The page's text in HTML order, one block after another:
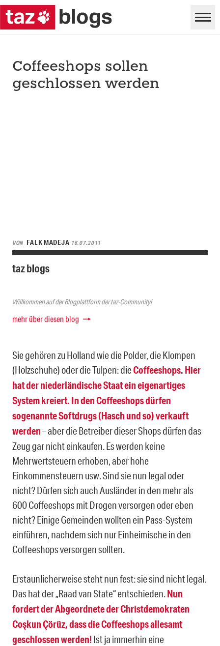
Coffeeshops sollen
geschlossen werden
VON FALK MADEJA 16.07.2011
taz blogs
Willkommen auf der Blogplattform der taz-Community!
mehr über diesen blog
Sie gehören zu Holland wie die Polder, die Klompen
(Holzschuhe) oder die Tulpen: dieCoffeeshops. Hier
hat der niederländische Staat ein eigenartiges
System kreiert. In den Coffeeshops dürfen
sogenannte Softdrugs (Hasch und so) verkauft
werden– aber die Betreiber dieser Shops dürfen das
Zeug gar nicht einkaufen. Es werden keine
Mehrwertsteuern erhoben, aber hohe
Einkommensteuern usw. Sind sie nun legal oder
nicht? Dürfen sich auch Ausländer in den mehr als
600 Coffeeshops mit Drogen versorgen oder eben
nicht? Einige Gemeinden wollten ein Pass-System
einführen, nachdem sich nur Einheimische in den
Coffeeshops versorgen sollten.
Erstaunlicherweise steht nun fest: sie sind nicht legal.
Das hat der „Raad van State“ entschieden.Nun
fordert der Abgeordnete der Christdemokraten
Coşkun Çörüz, dass die Coffeeshops allesamt
geschlossen werden! Ist ja immerhin eine